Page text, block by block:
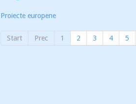
Proiecte europene
Start Prec 1 2 3 4 5